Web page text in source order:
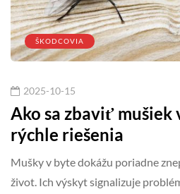
ŠKODCOVIA
2025-10-15
Ako sa zbaviť mušiek
rýchle riešenia
Mušky v byte dokážu poriadne
život. Ich výskyt signalizuje